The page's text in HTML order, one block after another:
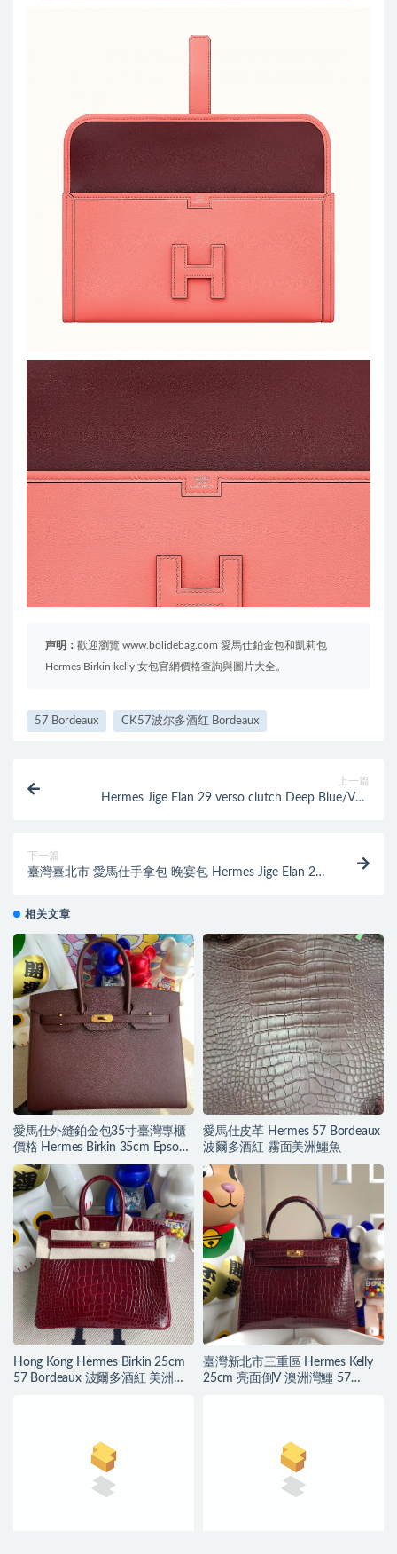
声明： 歡迎瀏覽 www.bolidebag.com 愛馬仕鉑金包和凱莉包
Hermes Birkin kelly 女包官網價格查詢與圖片大全。
57 Bordeaux CK57波尔多酒红 Bordeaux
上一篇
Hermes Jige Elan 29 verso clutch Deep Blue/Vert
下一篇
臺灣臺北市 愛馬仕手拿包 晚宴包 Hermes Jige Elan 29
相关文章
愛馬仕外縫鉑金包35寸臺灣專櫃
價格 Hermes Birkin 35cm Epsom
Sellier 57 Bordeaux
愛馬仕皮革 Hermes 57 Bordeaux
波爾多酒紅 霧面美洲鱷魚
Hong Kong Hermes Birkin 25cm
57 Bordeaux 波爾多酒紅 美洲鱷
臺灣新北市三重區 Hermes Kelly
25cm 亮面倒V 澳洲灣鱷 57